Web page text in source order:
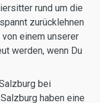
rund um die
zurücklehnen
einem unserer
werden, wenn Du
bei
haben eine